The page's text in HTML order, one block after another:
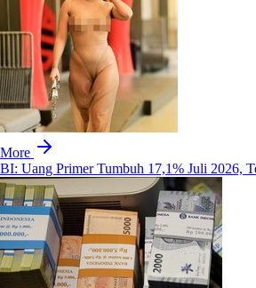
More
BI: Uang Primer Tumbuh 17,1% Juli 2026,